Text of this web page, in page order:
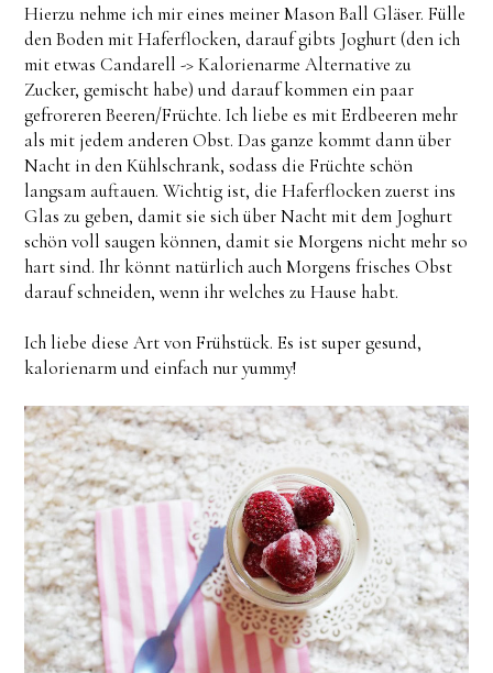
Hierzu nehme ich mir eines meiner Mason Ball Gläser. Fülle
den Boden mit Haferflocken, darauf gibts Joghurt (den ich
mit etwas Candarell -> Kalorienarme Alternative zu
Zucker, gemischt habe) und darauf kommen ein paar
gefroreren Beeren/Früchte. Ich liebe es mit Erdbeeren mehr
als mit jedem anderen Obst. Das ganze kommt dann über
Nacht in den Kühlschrank, sodass die Früchte schön
langsam auftauen. Wichtig ist, die Haferflocken zuerst ins
Glas zu geben, damit sie sich über Nacht mit dem Joghurt
schön voll saugen können, damit sie Morgens nicht mehr so
hart sind. Ihr könnt natürlich auch Morgens frisches Obst
darauf schneiden, wenn ihr welches zu Hause habt.
Ich liebe diese Art von Frühstück. Es ist super gesund,
kalorienarm und einfach nur yummy!